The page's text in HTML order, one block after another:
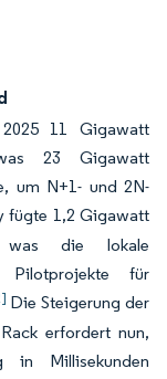
11 Gigawatt
23 Gigawatt
um N+1- und 2N-
fügte 1,2 Gigawatt
was die lokale
Pilotprojekte für
Die Steigerung der
erfordert nun,
in Millisekunden